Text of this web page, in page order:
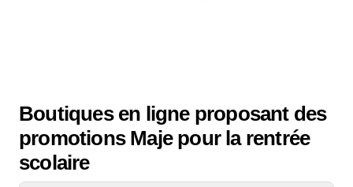
Boutiques en ligne proposant des
promotions Maje pour la rentrée
scolaire